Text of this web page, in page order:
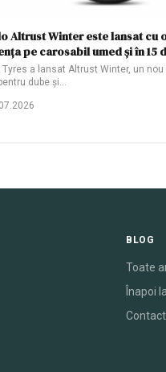
Altrust Winter este lansat cu
pe carosabil umed și în 15
Tyres a lansat Altrust Winter, un
dube și…
BLOG
Toate
Înapoi